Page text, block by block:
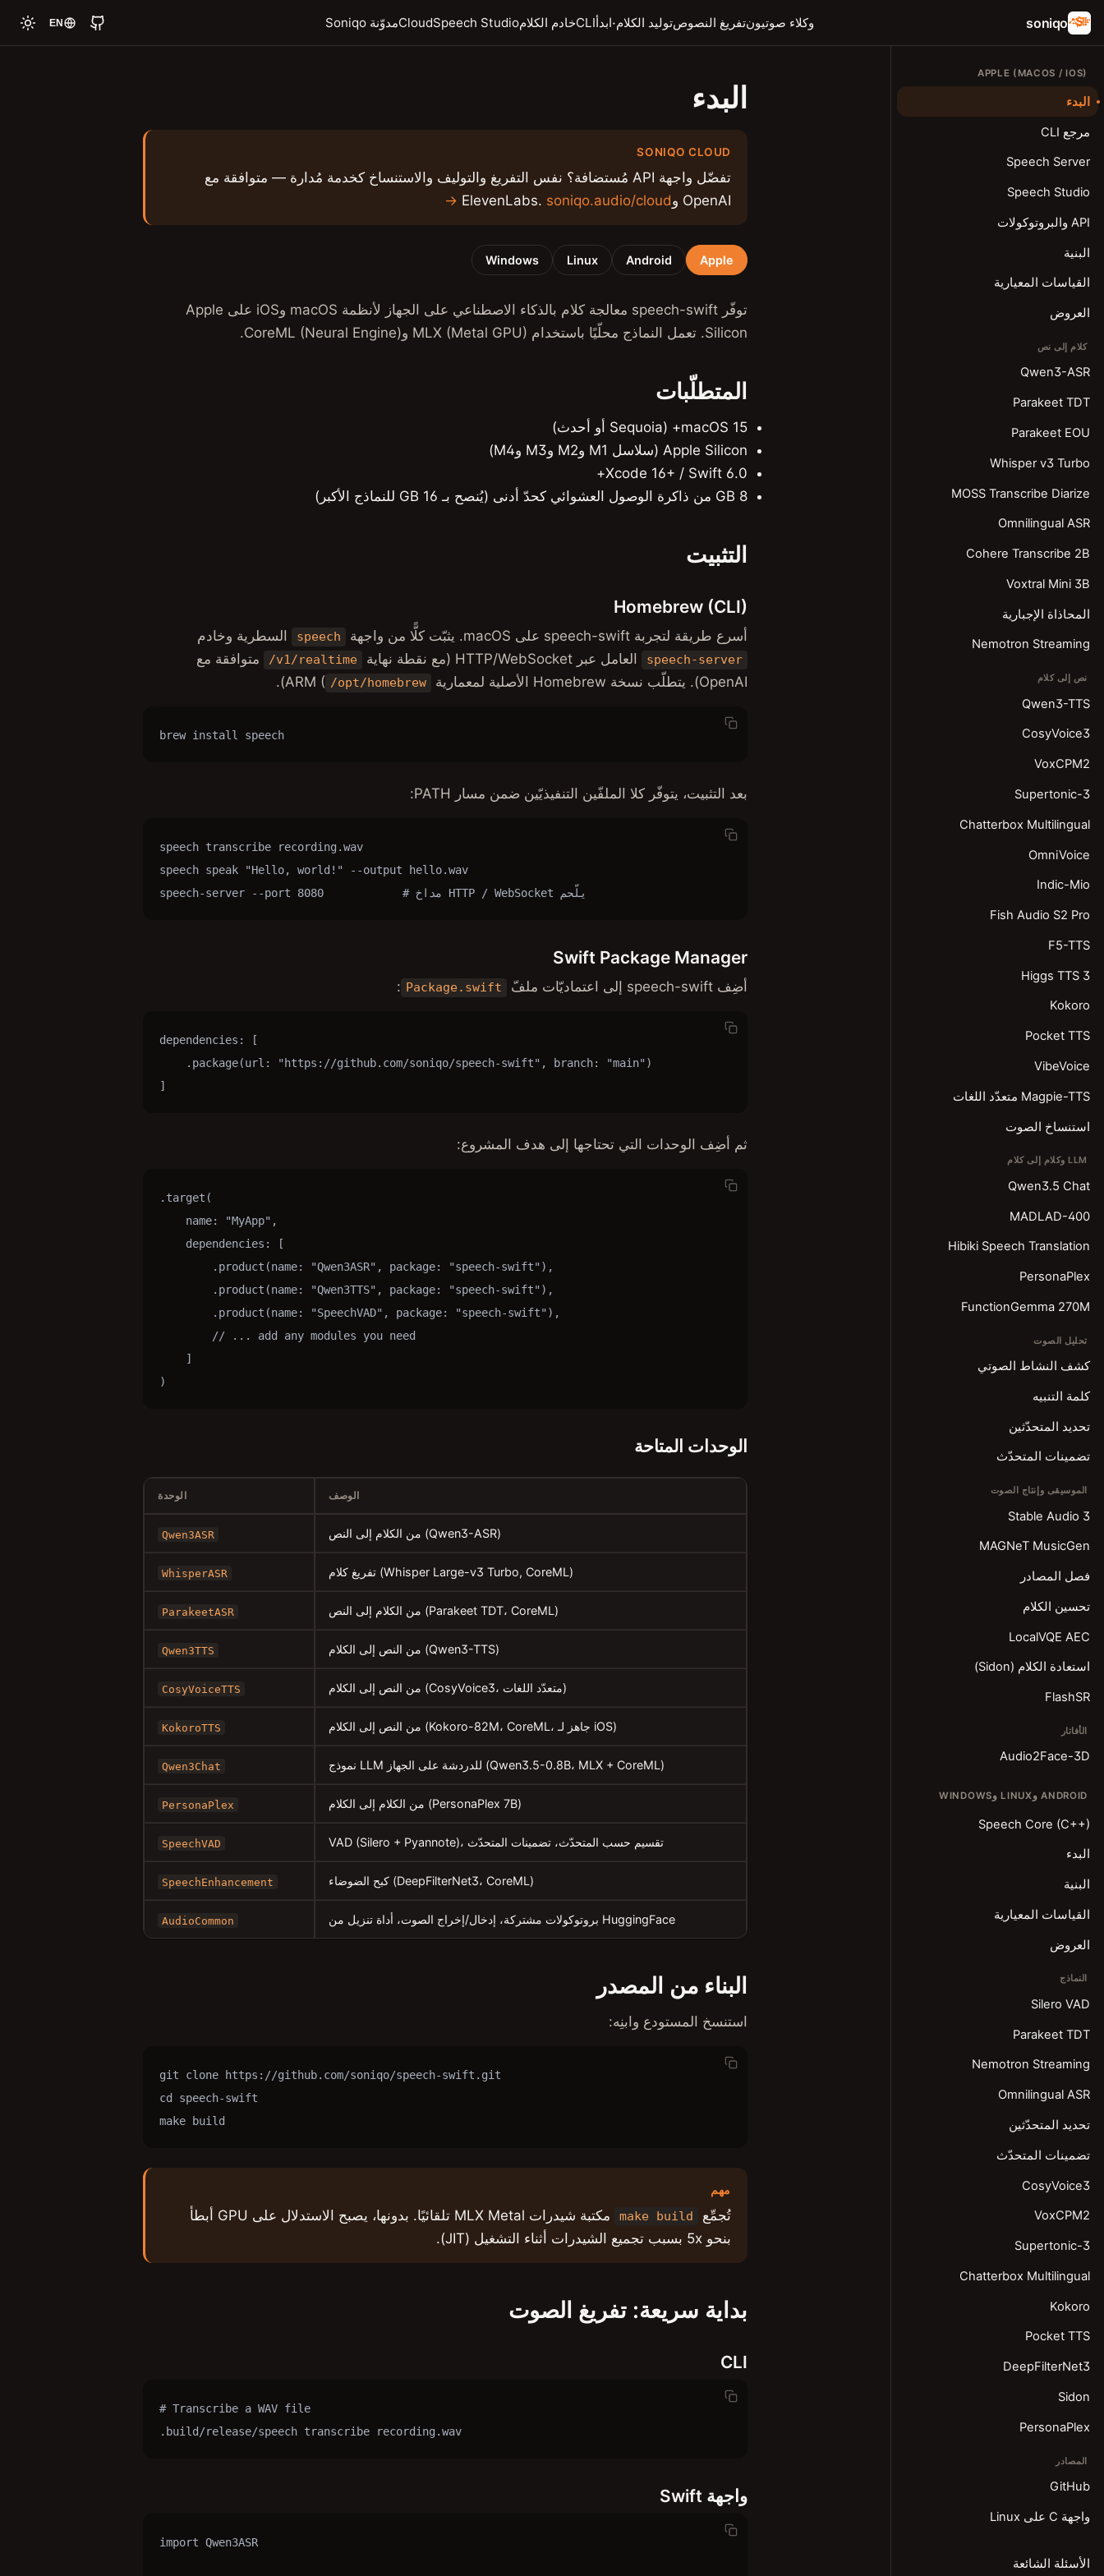
soniqo وكلاء صوتيونتفريغ النصوصتوليد الكلام·ابدأCLIخادم الكلامSpeech Studio
Cloudمدوّنة Soniqo EN
APPLE (MACOS / IOS)
البدء
مرجع CLI
Speech Server
Speech Studio
API والبروتوكولات
البنية
القياسات المعيارية
العروض
كلام إلى نص
Qwen3-ASR
Parakeet TDT
Parakeet EOU
Whisper v3 Turbo
MOSS Transcribe Diarize
Omnilingual ASR
Cohere Transcribe 2B
Voxtral Mini 3B
المحاذاة الإجبارية
Nemotron Streaming
نص إلى كلام
Qwen3-TTS
CosyVoice3
VoxCPM2
Supertonic-3
Chatterbox Multilingual
OmniVoice
Indic-Mio
Fish Audio S2 Pro
F5-TTS
Higgs TTS 3
Kokoro
Pocket TTS
VibeVoice
Magpie-TTS متعدّد اللغات
استنساخ الصوت
LLM وكلام إلى كلام
Qwen3.5 Chat
MADLAD-400
Hibiki Speech Translation
PersonaPlex
FunctionGemma 270M
تحليل الصوت
كشف النشاط الصوتي
كلمة التنبيه
تحديد المتحدّثين
تضمينات المتحدّث
الموسيقى وإنتاج الصوت
Stable Audio 3
MAGNeT MusicGen
فصل المصادر
تحسين الكلام
LocalVQE AEC
استعادة الكلام (Sidon)
FlashSR
الأفاتار
Audio2Face-3D
ANDROID وLINUX وWINDOWS
Speech Core (C++)
البدء
البنية
القياسات المعيارية
العروض
النماذج
Silero VAD
Parakeet TDT
Nemotron Streaming
Omnilingual ASR
تحديد المتحدّثين
تضمينات المتحدّث
CosyVoice3
VoxCPM2
Supertonic-3
Chatterbox Multilingual
Kokoro
Pocket TTS
DeepFilterNet3
Sidon
PersonaPlex
المصادر
GitHub
واجهة C على Linux
الأسئلة الشائعة
البدء
SONIQO CLOUD
تفضّل واجهة API مُستضافة؟ نفس التفريغ والتوليف والاستنساخ كخدمة مُدارة — متوافقة مع
OpenAI وElevenLabs.
soniqo.audio/cloud →
Apple
Android
Linux
Windows
توفّر speech-swift معالجة كلام بالذكاء الاصطناعي على الجهاز لأنظمة macOS وiOS على Apple
Silicon. تعمل النماذج محلّيًا باستخدام MLX (Metal GPU) وCoreML (Neural Engine).
المتطلّبات
macOS 15+ (Sequoia أو أحدث)
Apple Silicon (سلاسل M1 وM2 وM3 وM4)
Xcode 16+ / Swift 6.0+
8 GB من ذاكرة الوصول العشوائي كحدّ أدنى (يُنصح بـ 16 GB للنماذج الأكبر)
التثبيت
Homebrew (CLI)
أسرع طريقة لتجربة speech-swift على macOS. يثبّت كلًّا من واجهة speech السطرية وخادم
speech-server العامل عبر HTTP/WebSocket (مع نقطة نهاية /v1/realtime
متوافقة مع
OpenAI). يتطلّب نسخة Homebrew الأصلية لمعمارية ARM (
/opt/homebrew
).
brew install speech
بعد التثبيت، يتوفّر كلا الملفّين التنفيذيّين ضمن مسار PATH:
speech transcribe recording.wav
speech speak "Hello, world!" --output hello.wav
speech-server --port 8080            # خادم HTTP / WebSocket محلّي
Swift Package Manager
أضِف speech-swift إلى اعتماديّات ملفّ Package.swift
:
dependencies: [
    .package(url: "https://github.com/soniqo/speech-swift", branch: "main")
]
ثم أضِف الوحدات التي تحتاجها إلى هدف المشروع:
.target(
    name: "MyApp",
    dependencies: [
        .product(name: "Qwen3ASR", package: "speech-swift"),
        .product(name: "Qwen3TTS", package: "speech-swift"),
        .product(name: "SpeechVAD", package: "speech-swift"),
        // ... add any modules you need
    ]
)
الوحدات المتاحة
الوحدة الوصف
Qwen3ASR من الكلام إلى النص (Qwen3-ASR)
WhisperASR تفريغ كلام (Whisper Large-v3 Turbo, CoreML)
ParakeetASR من الكلام إلى النص (Parakeet TDT، CoreML)
Qwen3TTS من النص إلى الكلام (Qwen3-TTS)
CosyVoiceTTS من النص إلى الكلام (CosyVoice3، متعدّد اللغات)
KokoroTTS من النص إلى الكلام (Kokoro-82M، CoreML، جاهز لـ iOS)
Qwen3Chat نموذج LLM للدردشة على الجهاز (Qwen3.5-0.8B، MLX + CoreML)
PersonaPlex من الكلام إلى الكلام (PersonaPlex 7B)
SpeechVAD VAD (Silero + Pyannote)، تقسيم حسب المتحدّث، تضمينات المتحدّث
SpeechEnhancement كبح الضوضاء (DeepFilterNet3، CoreML)
AudioCommon بروتوكولات مشتركة، إدخال/إخراج الصوت، أداة تنزيل من HuggingFace
البناء من المصدر
استنسخ المستودع وابنِه:
git clone https://github.com/soniqo/speech-swift.git
cd speech-swift
make build
مهم
تُجمِّع make build
مكتبة شيدرات MLX Metal تلقائيًا. بدونها، يصبح الاستدلال على GPU أبطأ
بنحو 5x بسبب تجميع الشيدرات أثناء التشغيل (JIT).
بداية سريعة: تفريغ الصوت
CLI
# Transcribe a WAV file
.build/release/speech transcribe recording.wav
واجهة Swift
import Qwen3ASR